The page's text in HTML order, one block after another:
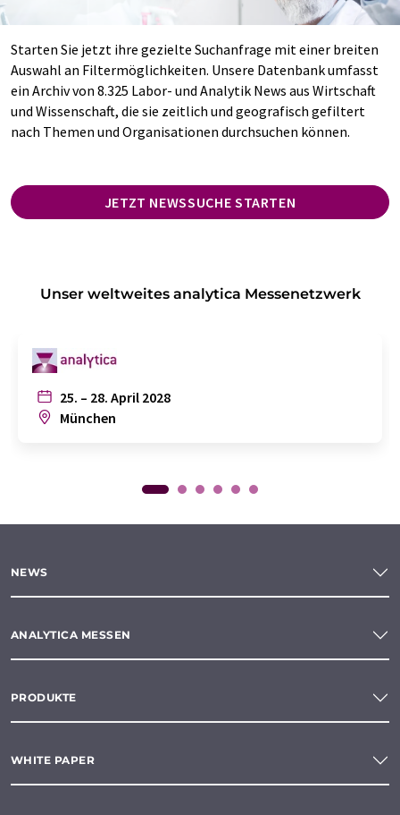
Starten Sie jetzt ihre gezielte Suchanfrage mit einer breiten
Auswahl an Filtermöglichkeiten. Unsere Datenbank umfasst
ein Archiv von 8.325 Labor- und Analytik News aus Wirtschaft
und Wissenschaft, die sie zeitlich und geografisch gefiltert
nach Themen und Organisationen durchsuchen können.
JETZT NEWSSUCHE STARTEN
Unser weltweites analytica Messenetzwerk
25. – 28. April 2028
München
NEWS
ANALYTICA MESSEN
PRODUKTE
WHITE PAPER